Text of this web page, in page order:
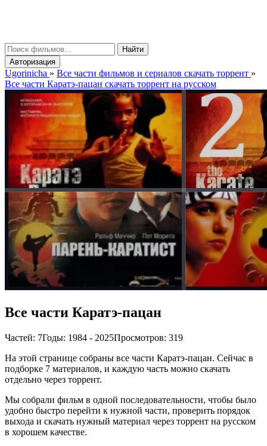
Найти
Авторизация
Ugorinicha » Все части фильмов и сериалов скачать торрент »
Все части Каратэ-пацан скачать торрент на русском
Все части Каратэ-пацан
Частей: 7Годы: 1984 - 2025Просмотров: 319
На этой странице собраны все части Каратэ-пацан. Сейчас в
подборке 7 материалов, и каждую часть можно скачать
отдельно через торрент.
Мы собрали фильм в одной последовательности, чтобы было
удобно быстро перейти к нужной части, проверить порядок
выхода и скачать нужный материал через торрент на русском
в хорошем качестве.